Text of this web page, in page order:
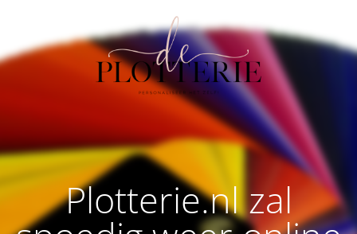
Plotterie.nl zal